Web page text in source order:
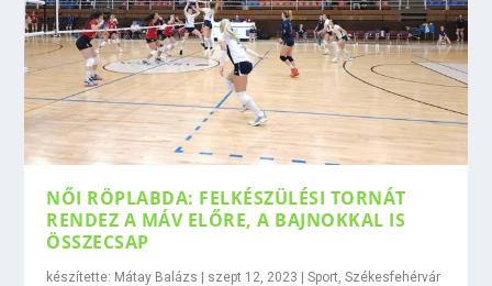
NŐI RÖPLABDA: FELKÉSZÜLÉSI TORNÁT
RENDEZ A MÁV ELŐRE, A BAJNOKKAL IS
ÖSSZECSAP
készítette: Mátay Balázs | szept 12, 2023 |Sport ,Székesfehérvár